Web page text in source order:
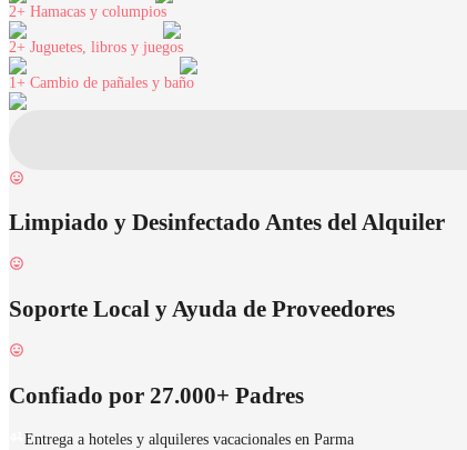
2+ Hamacas y columpios
2+ Juguetes, libros y juegos
1+ Cambio de pañales y baño
Limpiado y Desinfectado Antes del Alquiler
Soporte Local y Ayuda de Proveedores
Confiado por 27.000+ Padres
Entrega a hoteles y alquileres vacacionales en Parma